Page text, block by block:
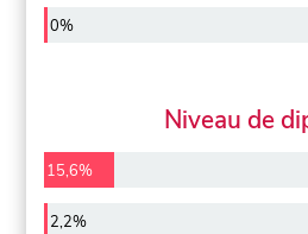
0%
Niveau de
15,6%
2,2%